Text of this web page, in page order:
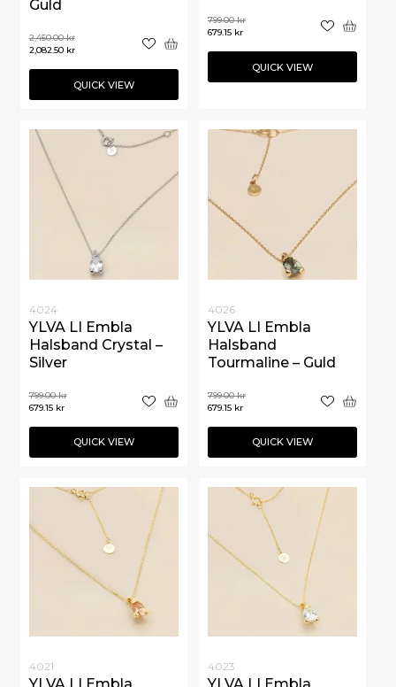
Guld
2,450.00kr
2,082.50 kr
QUICK VIEW
799.00kr
679.15 kr
QUICK VIEW
4024
YLVA LI Embla
Halsband Crystal –
Silver
799.00kr
679.15 kr
QUICK VIEW
4026
YLVA LI Embla
Halsband
Tourmaline – Guld
799.00kr
679.15 kr
QUICK VIEW
4021 4023